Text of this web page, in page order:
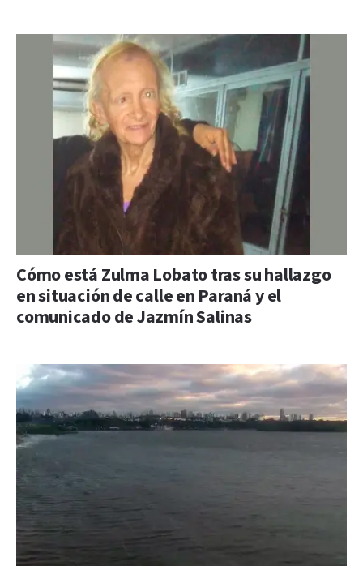
Cómo está Zulma Lobato tras su hallazgo
en situación de calle en Paraná y el
comunicado de Jazmín Salinas